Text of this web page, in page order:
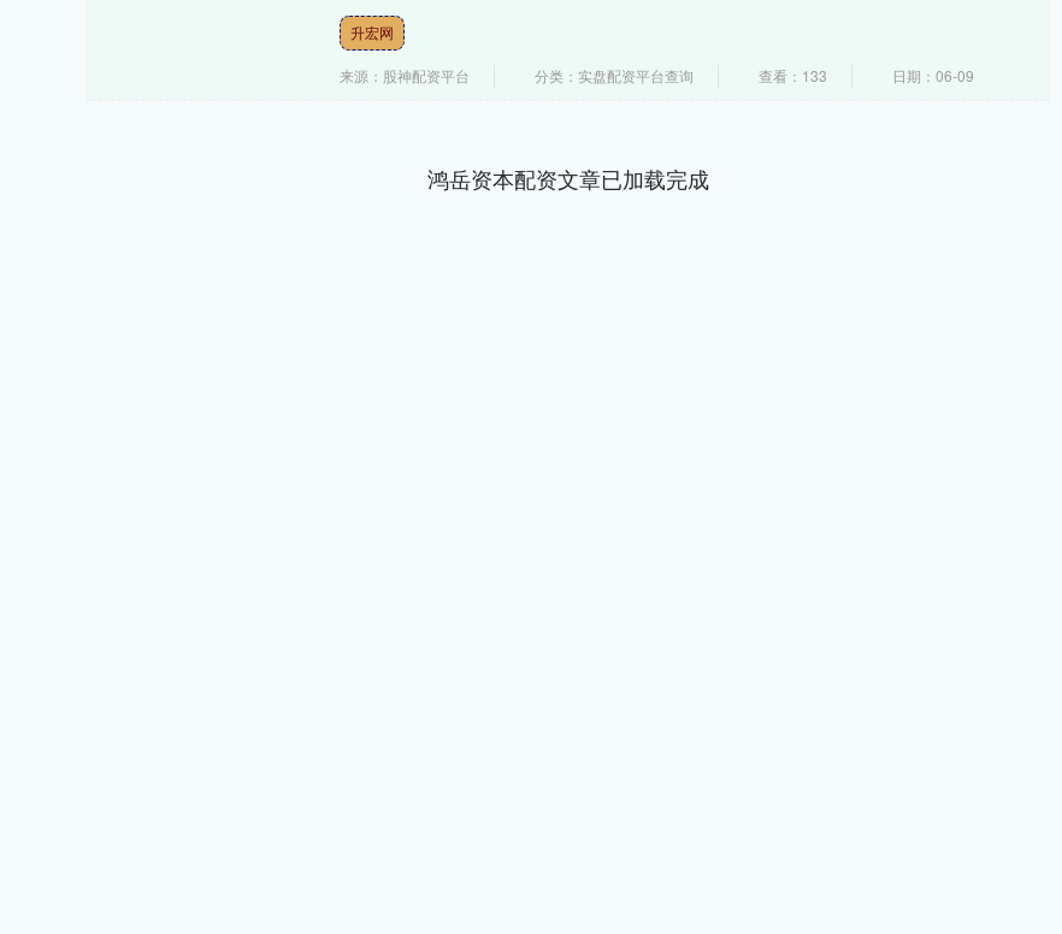
升宏网
来源：股神配资平台 分类：实盘配资平台查询 查看：133 日期：06-09
鸿岳资本配资文章已加载完成